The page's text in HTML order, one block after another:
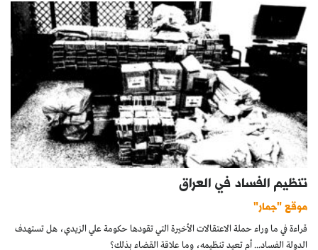
تنظيم الفساد في العراق
موقع "جمار"
قراءة في ما وراء حملة الاعتقالات الأخيرة التي تقودها حكومة علي الزيدي، هل تستهدف
الدولة الفساد... أم تعيد تنظيمه، وما علاقة القضاء بذلك؟